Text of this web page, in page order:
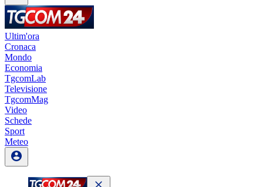
Ultim'ora
Cronaca
Mondo
Economia
TgcomLab
Televisione
TgcomMag
Video
Schede
Sport
Meteo